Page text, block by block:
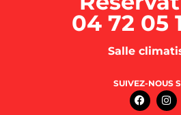
04 72 05
Salle
SUIVEZ-NOUS